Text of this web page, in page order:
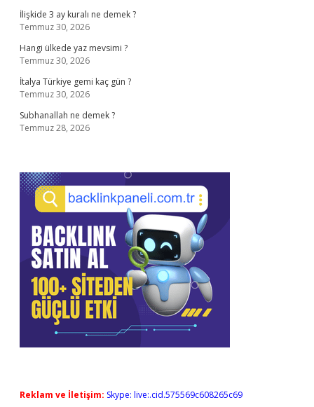
İlişkide 3 ay kuralı ne demek ?
Temmuz 30, 2026
Hangi ülkede yaz mevsimi ?
Temmuz 30, 2026
İtalya Türkiye gemi kaç gün ?
Temmuz 30, 2026
Subhanallah ne demek ?
Temmuz 28, 2026
Reklam ve İletişim: Skype: live:.cid.575569c608265c69